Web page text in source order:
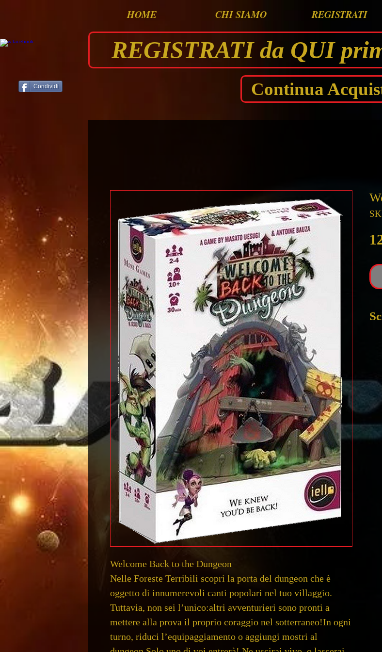
HOME CHI SIAMO REGISTRATI
REGISTRATI da QUI
Continua
Welcome Back to the Dungeon
Nelle Foreste Terribili scopri la porta del dungeon che è
oggetto di innumerevoli canti popolari nel tuo villaggio.
Tuttavia, non sei l’unico:altri avventurieri sono pronti a
mettere alla prova il proprio coraggio nel sotterraneo!In ogni
turno, riduci l’equipaggiamento o aggiungi mostri al
Condividi